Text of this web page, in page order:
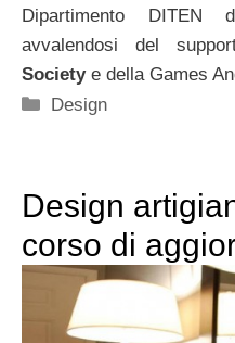
Dipartimento DITEN
avvalendosi del
Societye della Games
Categorie
Design
Design
corso di